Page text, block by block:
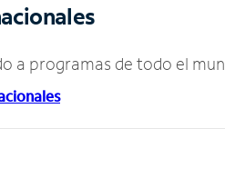
a programas de todo el